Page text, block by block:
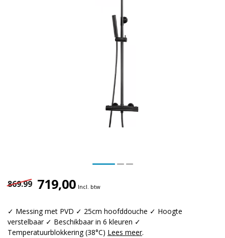
869.99 719,00 Incl. btw
✓ Messing met PVD ✓ 25cm hoofddouche ✓ Hoogte
verstelbaar ✓ Beschikbaar in 6 kleuren ✓
Temperatuurblokkering (38°C) Lees meer.